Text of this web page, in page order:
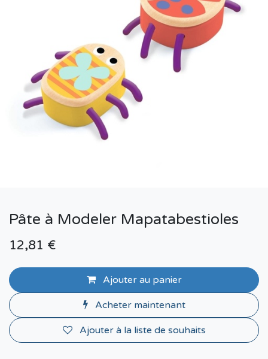
Pâte à Modeler Mapatabestioles
12,81 €
Ajouter au panier
Acheter maintenant
Ajouter à la liste de souhaits